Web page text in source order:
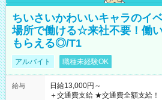
ちいさいかわいいキャラのイ
場所で働ける☆来社不要！働
もらえる◎/T1
アルバイト 職種未経験OK
給与
日給13,000円～
＋交通費支給 ★交通費全額支給！ ┗案件により規定あり ★日払